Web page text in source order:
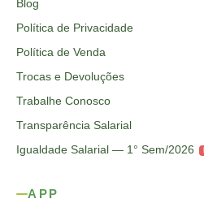
Blog
Política de Privacidade
Política de Venda
Trocas e Devoluções
Trabalhe Conosco
Transparência Salarial
Igualdade Salarial — 1° Sem/2026
APP